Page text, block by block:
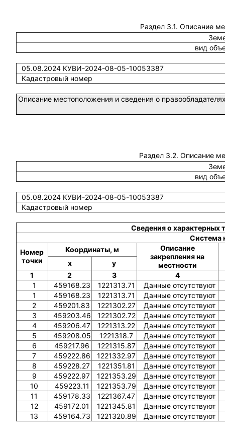
Раздел 3.1. Описание
вид
05.08.2024 КУВИ-2024-08-05-10053387
Кадастровый номер
Описание местоположения и сведения о
Раздел 3.2. Описание
вид
05.08.2024 КУВИ-2024-08-05-10053387
Кадастровый номер
Сведения о характерных
Система
Номер
точки
Координаты, м
Описание
закрепления на
местности
x
y
1
2 3
4
1
459168.23 1221313.71
Данные отсутствуют
1
459168.23 1221313.71
Данные отсутствуют
2
459201.83 1221302.27
Данные отсутствуют
3
459203.46 1221302.72
Данные отсутствуют
4
459206.47 1221313.22
Данные отсутствуют
5
459208.05 1221318.7
Данные отсутствуют
6
459217.96 1221315.87
Данные отсутствуют
7
459222.86 1221332.97
Данные отсутствуют
8
459228.27 1221351.81
Данные отсутствуют
9
459222.97 1221353.29
Данные отсутствуют
10
459223.11 1221353.79
Данные отсутствуют
11
459178.33 1221367.47
Данные отсутствуют
12
459172.01 1221345.81
Данные отсутствуют
13
459164.73 1221320.89 Данные отсутствуют